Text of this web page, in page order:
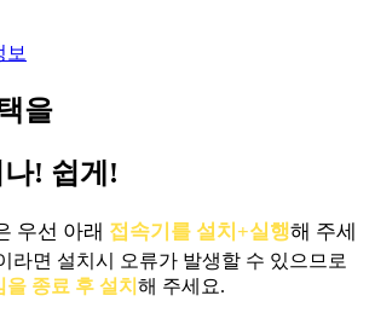
보
을
! 쉽게!
우선 아래 접속기를 설치+실행해 주세
라면 설치시 오류가 발생할 수 있으므로
종료 후 설치 해 주세요.